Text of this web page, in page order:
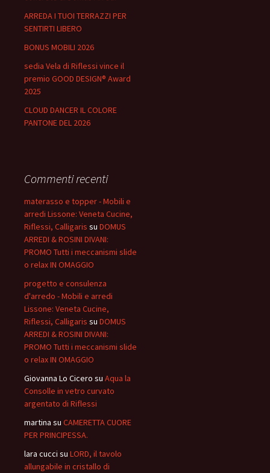
ARREDA I TUOI TERRAZZI PER
SENTIRTI LIBERO
BONUS MOBILI 2026
sedia Vela di Riflessi vince il
premio GOOD DESIGN® Award
2025
CLOUD DANCER IL COLORE
PANTONE DEL 2026
Commenti recenti
materasso e topper - Mobili e
arredi Lissone: Veneta Cucine,
Riflessi, Calligaris su DOMUS
ARREDI & ROSINI DIVANI:
PROMO Tutti i meccanismi slide
o relax IN OMAGGIO
progetto e consulenza
d'arredo - Mobili e arredi
Lissone: Veneta Cucine,
Riflessi, Calligaris su DOMUS
ARREDI & ROSINI DIVANI:
PROMO Tutti i meccanismi slide
o relax IN OMAGGIO
Giovanna Lo Cicero su Aqua la
Consolle in vetro curvato
argentato di Riflessi
martina su CAMERETTA CUORE
PER PRINCIPESSA.
lara cucci su LORD, il tavolo
allungabile in cristallo di